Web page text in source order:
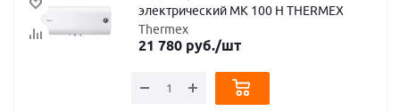
электрический MK 100 H THERMEX
Thermex
21 780руб./шт